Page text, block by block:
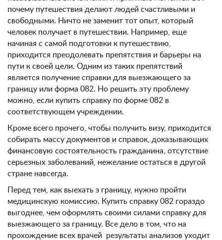
почему путешествия делают людей счастливыми и
свободными. Ничто не заменит тот опыт, который
человек получает в путешествии. Например, еще
начиная с самой подготовки к путешествию,
приходится преодолевать препятствия и барьеры на
пути к своей цели. Одним из таких препятствий
является получение справки для выезжающего за
границу или форма 082. Но решить эту проблему
можно, если купить справку по форме 082 в
соответствующем учреждении.
Кроме всего прочего, чтобы получить визу, приходится
собирать массу документов и справок, доказывающих
финансовую состоятельность гражданина, отсутствие
серьезных заболеваний, нежелание остаться в другой
стране навсегда.
Перед тем, как выехать з границу, нужно пройти
медицинскую комиссию. Купить справку 082 гораздо
выгоднее, чем оформлять своими силами справку для
выезжающего за границу. Все дело в том, что на
прохождение всех врачей результаты анализов уходит